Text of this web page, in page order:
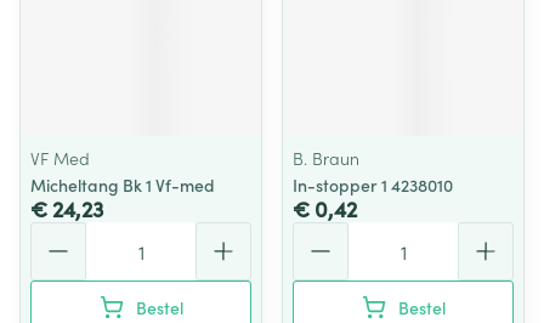
VF Med
Micheltang Bk 1 Vf-med
€ 24,23
Bestel
B. Braun
In-stopper 1 4238010
€ 0,42
Bestel